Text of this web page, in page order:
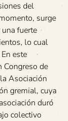
del
surge
fuerte
lo cual
este
Congreso de
Asociación
gremial, cuya
duró
colectivo